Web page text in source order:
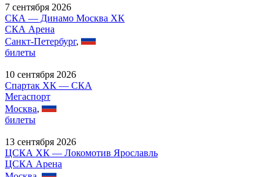
7 сентября 2026
СКА — Динамо Москва ХК
СКА Арена
Санкт-Петербург,
билеты
10 сентября 2026
Спартак ХК — СКА
Мегаспорт
Москва,
билеты
13 сентября 2026
ЦСКА ХК — Локомотив Ярославль
ЦСКА Арена